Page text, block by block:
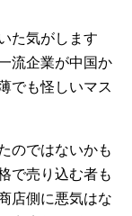
た気がします
流企業が中国か
でも怪しいマス
のではないかも
で売り込む者も
店側に悪気はな